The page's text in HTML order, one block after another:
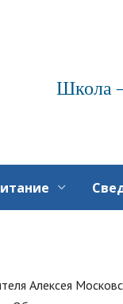
Школа
Алексея